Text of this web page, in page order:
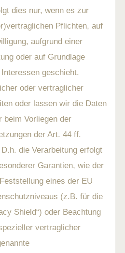
dies nur, wenn es zur
Pflichten, auf
aufgrund einer
oder auf Grundlage
geschieht.
oder vertraglicher
oder lassen wir die Daten
beim Vorliegen der
der Art. 44 ff.
die Verarbeitung erfolgt
Garantien, wie der
eines der EU
(z.B. für die
Shield“) oder Beachtung
vertraglicher